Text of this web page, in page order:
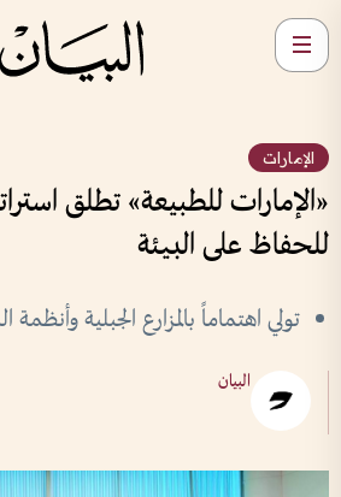
الإمارات
«الإمارات للطبيعة» تطلق
للحفاظ على البيئة
تولي اهتماماً بالمزارع الجبلية وأنظمة
البيان